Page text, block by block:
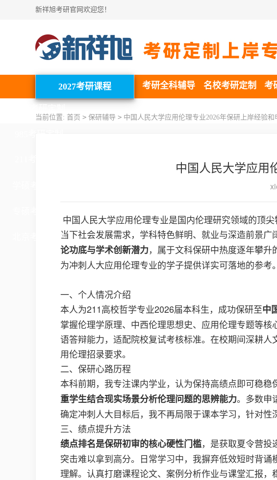
新祥旭考研官网欢迎您！
2027考研课程 考研全科辅导 名校考研定制 考
当前位置: 首页 > 保研辅导 > 中国人民大学应用伦理专业2026年保研上岸经验和
中国人民大学应用
中国人民大学应用伦理专业是国内伦理研究领域的顶
当下社会发展需求，学科特色鲜明、就业与深造前景
论功底与学术创新潜力，属于文科保研中热度逐年攀升
为冲刺人大应用伦理专业的学子提供详实可落地的参考。
一、个人情况介绍
本人为211高校哲学专业2026届本科生，成功保研至中
掌握伦理学原理、中西伦理思想史、应用伦理专题等
语答辩能力，适配院校复试考核标准。在校期间深耕
用伦理招录要求。
二、保研心路历程
本科前期，我专注课内学业，认为保持高绩点即可稳稳
重学生结合现实场景分析伦理问题的思辨能力。多数申
确定冲刺人大目标后，我不再局限于课本学习，针对
三、绩点提升方法
绩点排名是保研初审的核心硬性门槛，是获取夏令营
突击难以拿到高分。日常学习中，我摒弃低效短时背
理解。认真打磨课程论文、案例分析作业与课堂汇报，
北京考研私塾